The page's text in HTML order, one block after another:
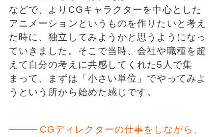
などで、よりCGキャラクターを中心とした
アニメーションというものを作りたいと考え
た時に、独⽴してみようかと思うようになっ
ていきました。そこで当時、会社や職種を超
えて⾃分の考えに共感してくれた5人で集
まって、まずは「⼩さい単位」でやってみよ
うという所から始めた感じです。
CGディレクターの仕事をしながら、